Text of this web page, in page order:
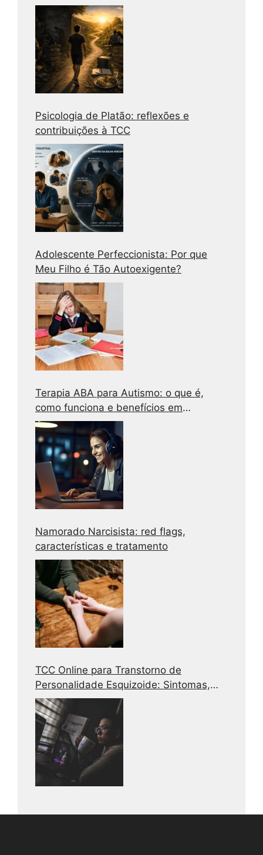
Psicologia de Platão: reflexões e
contribuições à TCC
Adolescente Perfeccionista: Por que
Meu Filho é Tão Autoexigente?
Terapia ABA para Autismo: o que é,
como funciona e benefícios em
adolescentes e adultos
Namorado Narcisista: red flags,
características e tratamento
TCC Online para Transtorno de
Personalidade Esquizoide: Sintomas,
Causas e Tratamento